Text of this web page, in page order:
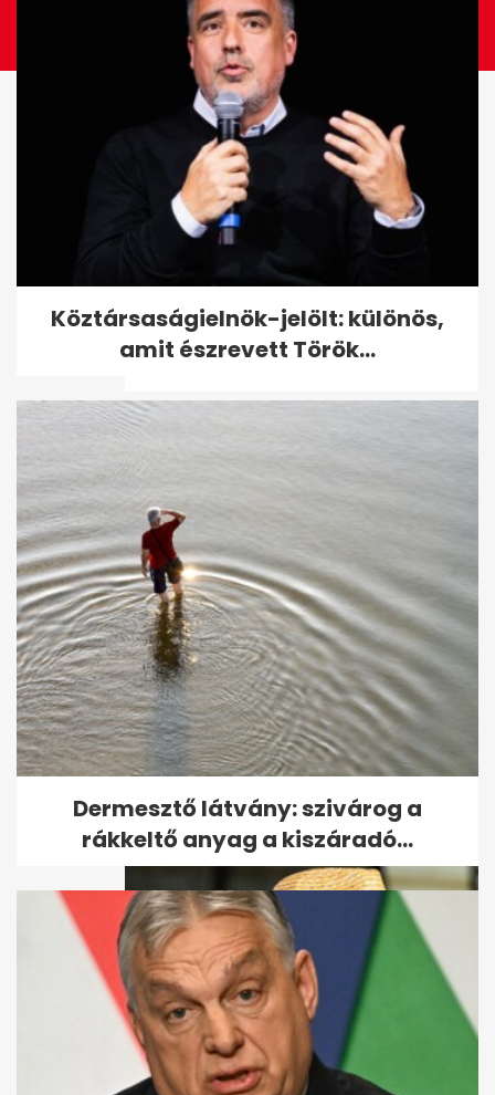
A Dolphin tájfun Kína keleti
partvidéke felé tart, heves
esőkkel
Barátság a szomszéddal: így
vált a jó viszony rossz
döntéssé
Köztársaságielnök-jelölt: különös,
amit észrevett Török...
Dermesztő látvány: szivárog a
rákkeltő anyag a kiszáradó...